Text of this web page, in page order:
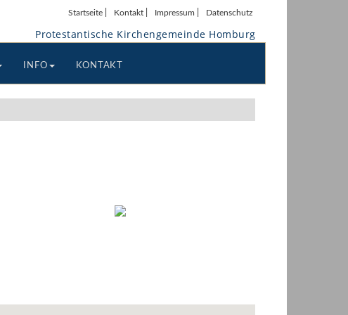
Startseite| Kontakt| Impressum Datenschutz
Protestantische Kirchengemeinde Homburg
INFO KONTAKT